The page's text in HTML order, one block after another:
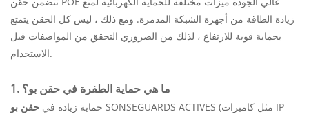
زيادة الطاقة من أجهزة الشبكة المدمرة. ومع ذلك ، ليس كل الحقن يتمتع
بحماية قوية للارتفاع ، لذلك من الضروري التحقق من المواصفات قبل
الاستخدام.
1. ما هي حماية الطفرة في حقن بو؟
حماية زيادة في حقن بو
SONSEGUARDS ACTIVES (مثل كاميرات IP